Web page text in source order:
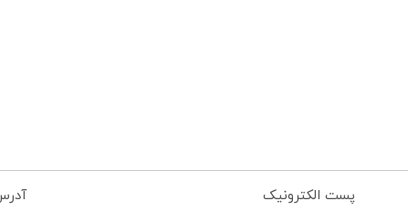
پست الکترونیک